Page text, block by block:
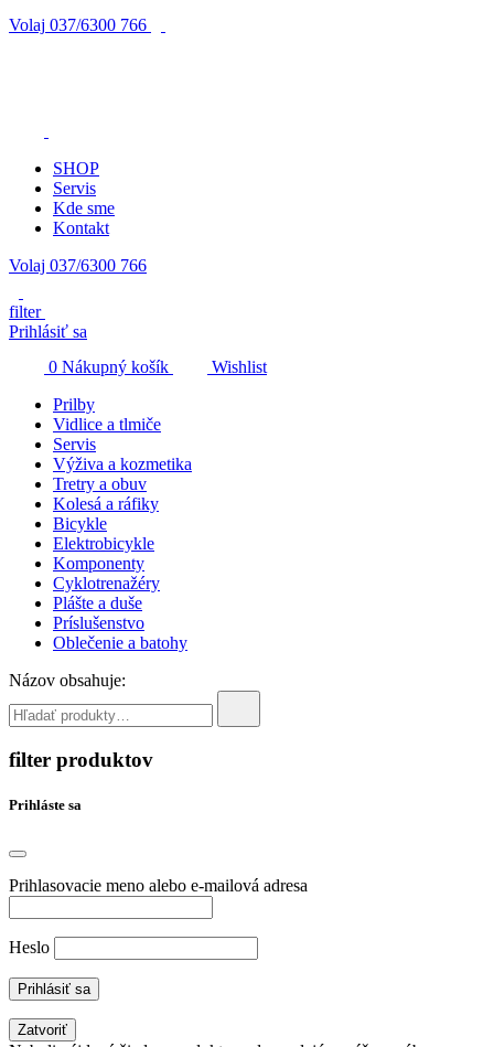
Volaj 037/6300 766
SHOP
Servis
Kde sme
Kontakt
Volaj 037/6300 766
filter
Prihlásiť sa
0 Nákupný košík
Wishlist
Prilby
Vidlice a tlmiče
Servis
Výživa a kozmetika
Tretry a obuv
Kolesá a ráfiky
Bicykle
Elektrobicykle
Komponenty
Cyklotrenažéry
Plášte a duše
Príslušenstvo
Oblečenie a batohy
Názov obsahuje:
filter produktov
Prihláste sa
Prihlasovacie meno alebo e-mailová adresa
Heslo
Zatvoriť